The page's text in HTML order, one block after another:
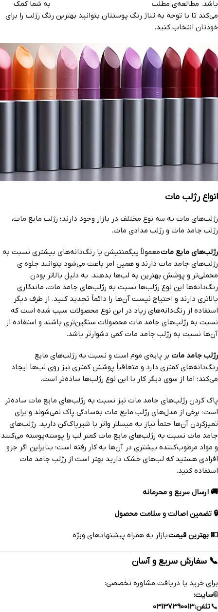
باشد. مطالعه‌ی مطلب
به شما کمک
می‌کند تا با توجه به تناژ رنگ پوستتان بتوانید بهترین رنگ رژلب را برای
خودتان انتخاب کنید.
انواع رژلب مات
رژلب‌های مات به سه نوع مختلف در بازار وجود دارند؛ رژلب مایع مات،
رژلب جامد مات و رژلب مدادی مات.
رژلب‌های مایع ماتمعمولاً پیگمنتیشن یا رنگ‌دانه‌های بیشتری نسبت به
رژلب‌های جامد مات دارند و همین امر باعث می‌شود بتوانند جلوه ی
مخملی‌تر و پوشش بهترین به لب‌ها بدهند. به دلیل بالاتر بودن
رنگ‌دانه‌ها این نوع رژلب‌ها نسبت به رژلب‌های جامد مات، ماندگاری
بالاتری دارند و احتیاج نیست آن‌ها را دائماً تجدید کنید. از طرف دیگر
استفاده از رنگ‌دانه‌های زیاد در این نوع محصولات سبب شده است که
نسبت به رژلب‌های جامد مات محصولات سنگین‌تری باشند و استفاده از
آن‌ها نسبت به رژلب جامد مات کمی دشوارتر باشد.
رژلب جامد مات بر پایه‌ی موم است و نسبت به رژلب‌های مایع
رنگ‌دانه‌های کمتری دارد و متعاقباً پوشش کمتری نیز روی لب‌ها ایجاد
می‌کند؛ اما از سوی دیگر کار با این نوع رژلب‌ها ساده‌تر است.
پاک کردن رژلب‌های جامد مات نیز نسبت به رژلب‌های مایع مات ساده‌تر
است؛ برخی از مدل‌های رژلب مایع مات به‌سادگی پاک نمی‌شوند و برای
تمیزکردن آن‌ها حتماً نیاز به میسلار واتر یا شیرپاک‌کن دارید. رژلب‌های
جامد مات نسبت به رژلب‌های مایع مات کمتر لب را پوسته‌پوسته می‌کنند
و مواد مرطوب‌کننده بیشتری در آن‌ها به کار رفته است؛ بنابراین اگر جزو
افرادی هستید که لب‌های خشک دارید بهتر است از رژلب جامد مات
استفاده کنید.
🚚 ارسال سریع و محرمانه
🔒 تضمین اصالت و سلامت محصول
💵 بهترین قیمتبازار به همراه پیشنهادهای ویژه
📞 سفارش سریع و آسان
برای خرید یا دریافت مشاوره تخصصی:
🌐سایت:
📞تلفن:03137390013